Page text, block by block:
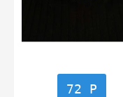
72 Р